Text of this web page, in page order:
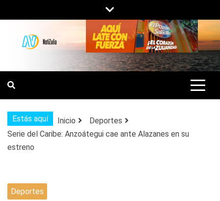
al
contenido
NOTIZULIA
NOTICIAS DEL ZULIA, VENEZUELA Y
DE INTERÉS GENERAL.
Estás aquí Inicio
Deportes
Serie del Caribe: Anzoátegui cae ante Alazanes en su
estreno
Deportes